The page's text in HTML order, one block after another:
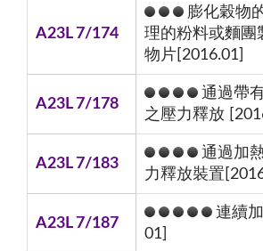
A23L 7/174
膨化穀物
理的粉料或麵團
物片[2016.01]
A23L 7/178
通過帶
之壓力釋放
A23L 7/183
通過加
力釋放裝置
A23L 7/187
連續
01]